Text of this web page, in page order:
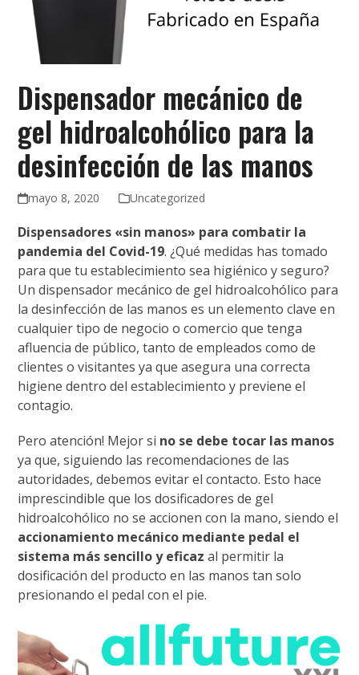
Dispensador mecánico de
gel hidroalcohólico para la
desinfección de las manos
mayo 8, 2020 Uncategorized
Dispensadores «sin manos» para combatir la
pandemia del Covid-19. ¿Qué medidas has tomado
para que tu establecimiento sea higiénico y seguro?
Un dispensador mecánico de gel hidroalcohólico para
la desinfección de las manos es un elemento clave en
cualquier tipo de negocio o comercio que tenga
afluencia de público, tanto de empleados como de
clientes o visitantes ya que asegura una correcta
higiene dentro del establecimiento y previene el
contagio.
Pero atención! Mejor si no se debe tocar las manos
ya que, siguiendo las recomendaciones de las
autoridades, debemos evitar el contacto. Esto hace
imprescindible que los dosificadores de gel
hidroalcohólico no se accionen con la mano, siendo el
accionamiento mecánico mediante pedal el
sistema más sencillo y eficaz al permitir la
dosificación del producto en las manos tan solo
presionando el pedal con el pie.